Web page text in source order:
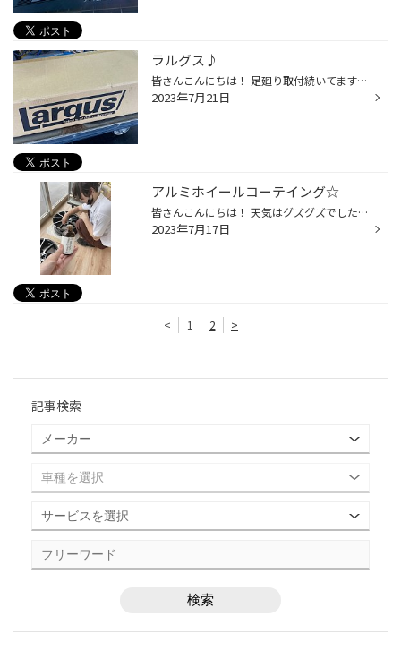
ラルグス♪
皆さんこんにちは！ 足廻り取付続いてます！！ 写真が間に合った分だけ紹介していきます★ 選ばれたのは・・・【ラルグス/スペックＳ】 フロントのタイヤハウスの隙間がリヤより低いことが、 気になるということでご相談くださいました～ ダウンサスから車高調整ｷｯﾄへチェンジ！！ ※取付前。フロント...
2023年7月21日
アルミホイールコーテイング☆
皆さんこんにちは！ 天気はグズグズでしたが、連休最終日です！！ 皆様水分補給忘れずに、楽しんでください！！ さて。 【ホイールコーテイング】やってます！！ ご購入いただいたタイミングでやるのがGOOD★ しっかり作業させていただきました！！ヾ(≧▽≦)ﾉ ホイールの汚れを落としてから・・・ 乾燥...
2023年7月17日
< 1 2 >
記事検索